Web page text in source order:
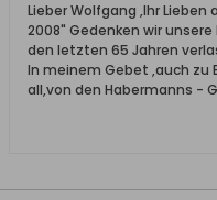
Lieber Wolfgang ,Ihr Lieben
2008" Gedenken wir
den letzten 65 Jahren
In meinem Gebet ,auch zu
all,von den Habermanns -